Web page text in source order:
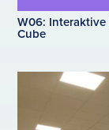
W06:
Cube